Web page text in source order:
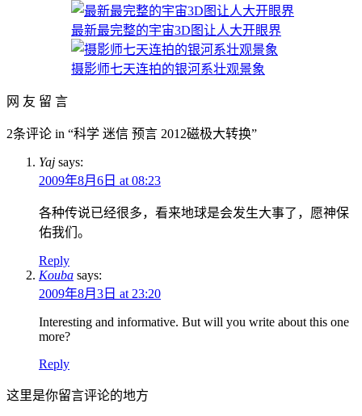
最新最完整的宇宙3D图让人大开眼界
摄影师七天连拍的银河系壮观景象
网 友 留 言
2条评论 in “科学 迷信 预言 2012磁极大转换”
Yaj says:
2009年8月6日 at 08:23
各种传说已经很多，看来地球是会发生大事了，愿神保
佑我们。
Reply
Kouba says:
2009年8月3日 at 23:20
Interesting and informative. But will you write about this one
more?
Reply
这里是你留言评论的地方